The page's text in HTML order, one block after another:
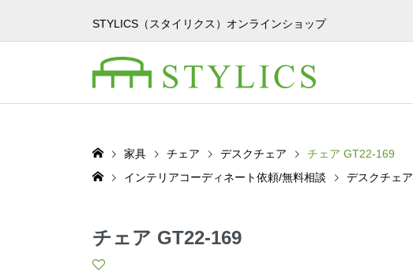
STYLICS（スタイリクス）オンラインショップ
家具 チェア デスクチェア
チェア GT22-169
インテリアコーディネート依頼/無料相談
デスクチェア
チェア GT22-169